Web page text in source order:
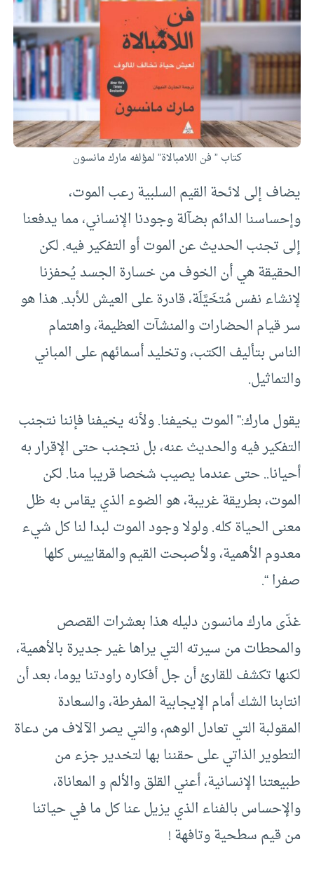
كتاب ” فن اللامبالاة” لمؤلفه مارك مانسون
يضاف إلى لائحة القيم السلبية رعب الموت،
وإحساسنا الدائم بضآلة وجودنا الإنساني، مما يدفعنا
إلى تجنب الحديث عن الموت أو التفكير فيه. لكن
الحقيقة هي أن الخوف من خسارة الجسد يُحفزنا
لإنشاء نفس مُتخَيَّلَة، قادرة على العيش للأبد. هذا هو
سر قيام الحضارات والمنشآت العظيمة، واهتمام
الناس بتأليف الكتب، وتخليد أسمائهم على المباني
والتماثيل.
يقول مارك:” الموت يخيفنا. ولأنه يخيفنا فإننا نتجنب
التفكير فيه والحديث عنه، بل نتجنب حتى الإقرار به
أحيانا.. حتى عندما يصيب شخصا قريبا منا. لكن
الموت، بطريقة غريبة، هو الضوء الذي يقاس به ظل
معنى الحياة كله. ولولا وجود الموت لبدا لنا كل شيء
معدوم الأهمية، ولأصبحت القيم والمقاييس كلها
صفرا “.
غذّى مارك مانسون دليله هذا بعشرات القصص
والمحطات من سيرته التي يراها غير جديرة بالأهمية،
لكنها تكشف للقارئ أن جل أفكاره راودتنا يوما، بعد أن
انتابنا الشك أمام الإيجابية المفرطة، والسعادة
المقولبة التي تعادل الوهم، والتي يصر الآلاف من دعاة
التطوير الذاتي على حقننا بها لتخدير جزء من
طبيعتنا الإنسانية، أعني القلق والألم و المعاناة،
والإحساس بالفناء الذي يزيل عنا كل ما في حياتنا
من قيم سطحية وتافهة !